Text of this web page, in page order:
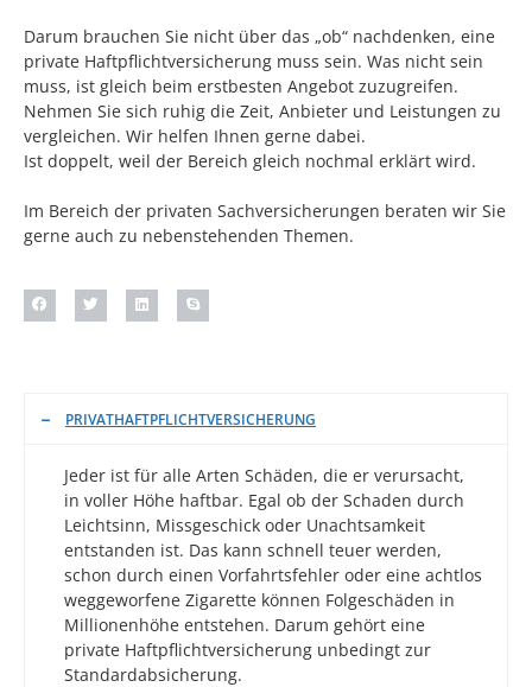
Darum brauchen Sie nicht über das „ob“ nachdenken, eine
private Haftpflichtversicherung muss sein. Was nicht sein
muss, ist gleich beim erstbesten Angebot zuzugreifen.
Nehmen Sie sich ruhig die Zeit, Anbieter und Leistungen zu
vergleichen. Wir helfen Ihnen gerne dabei.
Ist doppelt, weil der Bereich gleich nochmal erklärt wird.
Im Bereich der privaten Sachversicherungen beraten wir Sie
gerne auch zu nebenstehenden Themen.
PRIVATHAFTPFLICHTVERSICHERUNG
Jeder ist für alle Arten Schäden, die er verursacht,
in voller Höhe haftbar. Egal ob der Schaden durch
Leichtsinn, Missgeschick oder Unachtsamkeit
entstanden ist. Das kann schnell teuer werden,
schon durch einen Vorfahrtsfehler oder eine achtlos
weggeworfene Zigarette können Folgeschäden in
Millionenhöhe entstehen. Darum gehört eine
private Haftpflichtversicherung unbedingt zur
Standardabsicherung.